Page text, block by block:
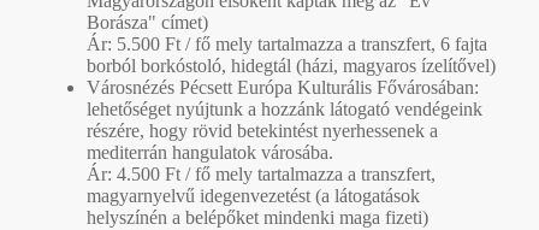
Borásza" címet)
Ár: 5.500 Ft / fő mely tartalmazza a transzfert, 6 fajta
borból borkóstoló, hidegtál (házi, magyaros ízelítővel)
Városnézés Pécsett Európa Kulturális Fővárosában:
lehetőséget nyújtunk a hozzánk látogató vendégeink
részére, hogy rövid betekintést nyerhessenek a
mediterrán hangulatok városába.
Ár: 4.500 Ft / fő mely tartalmazza a transzfert,
magyarnyelvű idegenvezetést (a látogatások
helyszínén a belépőket mindenki maga fizeti)